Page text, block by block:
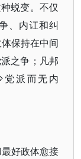
蜕变。不仅
、内讧和纠
保持在中间
之争；凡邦
派而无内
好政体愈接